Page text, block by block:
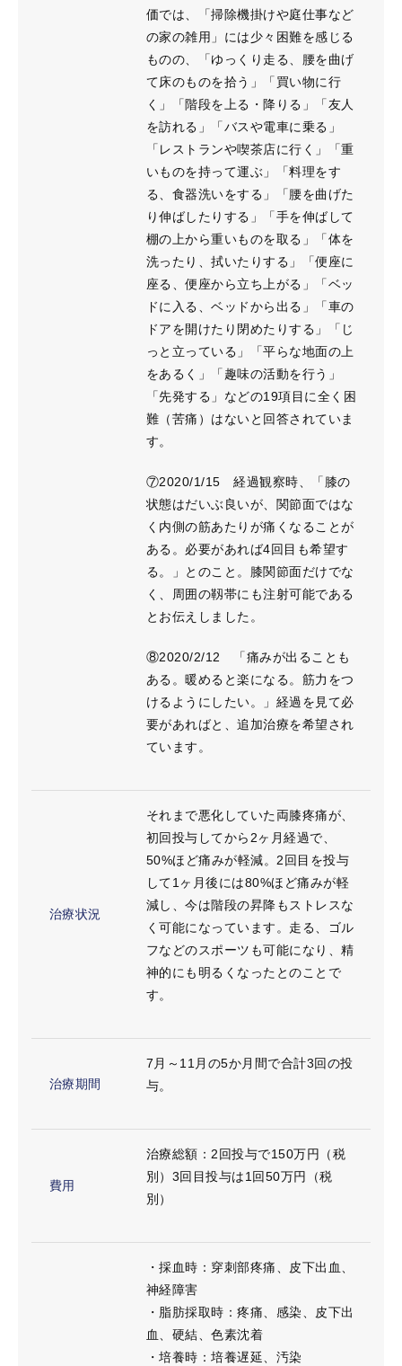
価では、「掃除機掛けや庭仕事など
の家の雑用」には少々困難を感じる
ものの、「ゆっくり走る、腰を曲げ
て床のものを拾う」「買い物に行
く」「階段を上る・降りる」「友人
を訪れる」「バスや電車に乗る」
「レストランや喫茶店に行く」「重
いものを持って運ぶ」「料理をす
る、食器洗いをする」「腰を曲げた
り伸ばしたりする」「手を伸ばして
棚の上から重いものを取る」「体を
洗ったり、拭いたりする」「便座に
座る、便座から立ち上がる」「ベッ
ドに入る、ベッドから出る」「車の
ドアを開けたり閉めたりする」「じ
っと立っている」「平らな地面の上
をあるく」「趣味の活動を行う」
「先発する」などの19項目に全く困
難（苦痛）はないと回答されていま
す。
⑦2020/1/15 経過観察時、「膝の
状態はだいぶ良いが、関節面ではな
く内側の筋あたりが痛くなることが
ある。必要があれば4回目も希望す
る。」とのこと。膝関節面だけでな
く、周囲の靱帯にも注射可能である
とお伝えしました。
⑧2020/2/12 「痛みが出ることも
ある。暖めると楽になる。筋力をつ
けるようにしたい。」経過を見て必
要があればと、追加治療を希望され
ています。
治療状況
それまで悪化していた両膝疼痛が、
初回投与してから2ヶ月経過で、
50%ほど痛みが軽減。2回目を投与
して1ヶ月後には80%ほど痛みが軽
減し、今は階段の昇降もストレスな
く可能になっています。走る、ゴル
フなどのスポーツも可能になり、精
神的にも明るくなったとのことで
す。
治療期間
7月～11月の5か月間で合計3回の投
与。
費用
治療総額：2回投与で150万円（税
別）3回目投与は1回50万円（税
別）
・採血時：穿刺部疼痛、皮下出血、
神経障害
・脂肪採取時：疼痛、感染、皮下出
血、硬結、色素沈着
・培養時：培養遅延、汚染